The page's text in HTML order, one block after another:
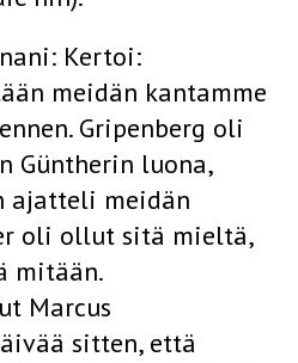
Kertoi:
meidän kantamme
Gripenberg oli
Güntherin luona,
ajatteli meidän
oli ollut sitä mieltä,
mitään.
Marcus
sitten, että